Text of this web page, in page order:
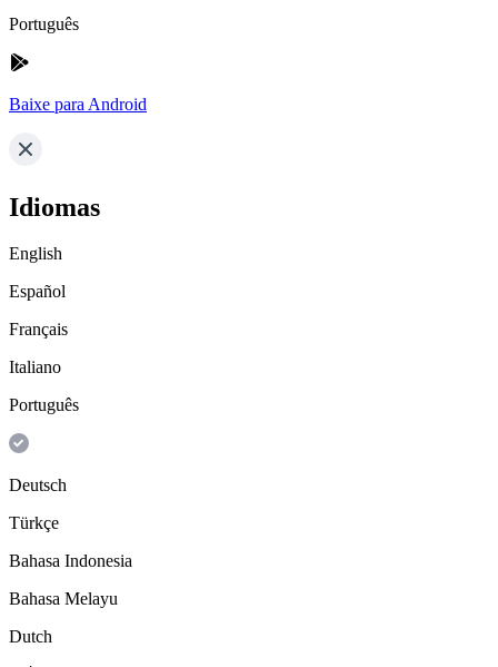
Português
Baixe para Android
Idiomas
English
Español
Français
Italiano
Português
Deutsch
Türkçe
Bahasa Indonesia
Bahasa Melayu
Dutch